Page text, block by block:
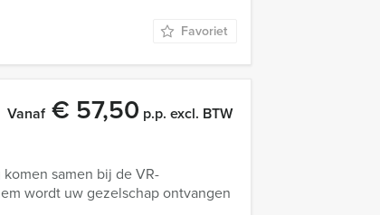
Favoriet
Vanaf€ 57,50 p.p. excl. BTW
samen bij de VR-
wordt uw gezelschap ontvangen